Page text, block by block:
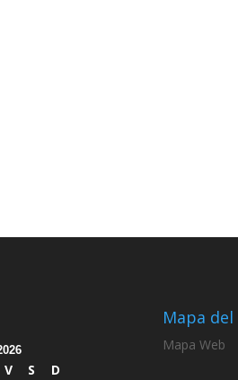
V S D
Mapa
Mapa Web